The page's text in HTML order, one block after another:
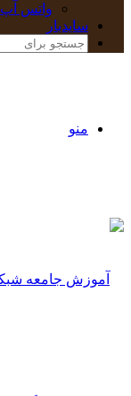
واتس آپ
سایدبار
منو